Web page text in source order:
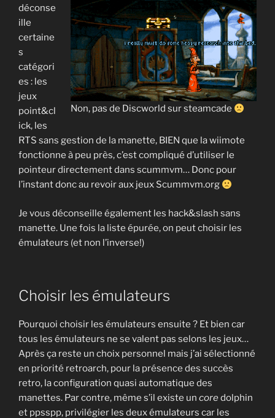
Non, pas de Discworld sur steamcade
déconse
ille
certaine
s
catégori
es : les
jeux
point&cl
ick, les
RTS sans gestion de la manette, BIEN que la wiimote
fonctionne à peu près, c’est compliqué d’utiliser le
pointeur directement dans scummvm… Donc pour
l’instant donc au revoir aux jeux Scummvm.org
Je vous déconseille également les hack&slash sans
manette. Une fois la liste épurée, on peut choisir les
émulateurs (et non l’inverse!)
Choisir les émulateurs
Pourquoi choisir les émulateurs ensuite ? Et bien car
tous les émulateurs ne se valent pas selons les jeux…
Après ça reste un choix personnel mais j’ai sélectionné
en priorité retroarch, pour la présence des succès
retro, la configuration quasi automatique des
manettes. Par contre, même s’il existe un coredolphin
et ppsspp, privilégier les deux émulateurs car les